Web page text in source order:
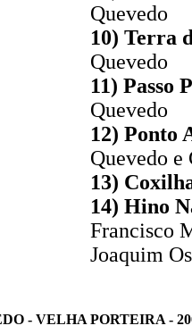
Quevedo
10) Terra
Quevedo
11) Passo
Quevedo
12) Ponto
Quevedo e
13)
14) Hino
Francisco
Joaquim
- VELHA PORTEIRA -